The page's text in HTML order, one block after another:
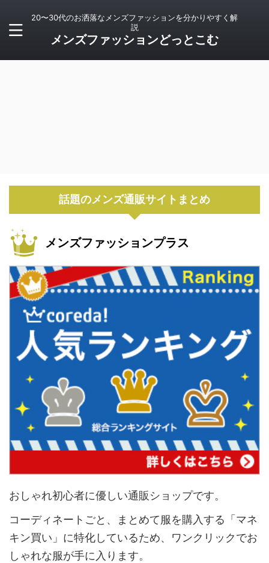
20〜30代のお洒落なメンズファッションを分かりやすく解
説
メンズファッションどっとこむ
話題のメンズ通販サイトまとめ
メンズファッションプラス
おしゃれ初心者に優しい通販ショップです。
コーディネートごと、まとめて服を購入する「マネ
キン買い」に特化しているため、ワンクリックでお
しゃれな服が手に入ります。